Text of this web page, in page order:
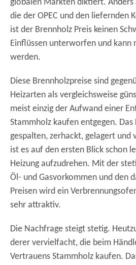
globalen Märkten diktiert. Anders
die der OPEC und den liefernden
ist der Brennholz Preis keinen
Einflüssen unterworfen und kann
werden.
Diese Brennholzpreise sind
Heizarten als vergleichsweise
meist einzig der Aufwand einer
Stammholz kaufen entgegen. Das
gespalten, zerhackt, gelagert und
ist es auf den ersten Blick schon
Heizung aufzudrehen. Mit der
Öl- und Gasvorkommen und den
Preisen wird ein
sehr attraktiv.
Die Nachfrage steigt stetig.
derer vervielfacht, die beim
Vertrauens Stammholz kaufen.